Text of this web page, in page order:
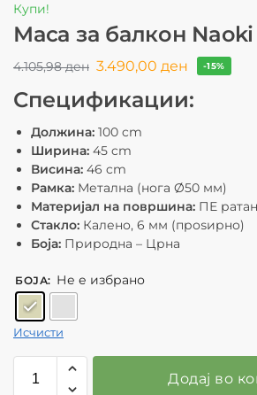
Купи!
Маса за балкон Naoki
4.105,98ден 3.490,00 ден -15%
Спецификации:
Должина: 100 cm
Ширина: 45 cm
Висина: 46 cm
Рамка: Метална (нога Ø50 мм)
Материјал на површина: ПЕ ратан
Стакло: Калено, 6 мм (проѕирно)
Боја: Природна – Црна
БОЈА: Не е избрано
Исчисти
Додај во